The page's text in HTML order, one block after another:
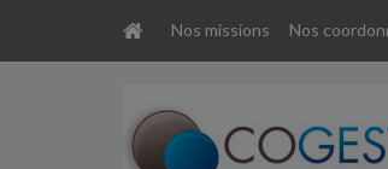
Nos missions Nos